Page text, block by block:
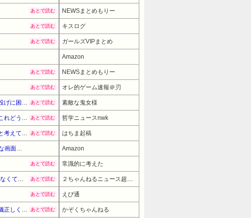
あとで読む NEWSまとめもりー
あとで読む キスログ
あとで読む ガールズVIPまとめ
Amazon
あとで読む NEWSまとめもりー
あとで読む オレ的ゲーム速報＠刃
トメ「旅行中はウトと孫のお世話お願いね」私「え？」夫「それくらいやってやれよ」→まさかの丸投げに困惑して… あとで読む 素敵な鬼女様
宮崎駿「心の穴を埋めるために、交配を重ねた毛虫みたいな小さな犬を連れてる人、本当に醜い」←これどう思う？ あとで読む 哲学ニュースnwk
【東大調査】外国人受け入れ反対する人が大幅増！若い世代で増加幅大、「日本社会に希望がない」と考えている人も反対 あとで読む はちま起稿
【Amazonデバイスサマーセール】【15%OFF！】 Amazon Kindle - 目に優しい、かさばらない、大きな画面で読みやすい、6週間持続バッテリー、6インチディスプレイ電子書籍リーダー、マッチャ、16GB、広告なし Amazon
あとで読む 常識的に考えた
ホリエモン、移民受け入れ反対派の若者にブチギレ→スタジオ誰も反論できず沈黙w #動画 | 移民じゃなくて不法移民と犯罪者反対派だぞ あとで読む ２ちゃんねるニュース超速まとめ＋
あとで読む えび通
子供ができなかった姉に、双子の片方を姉夫婦に養子に出した。すると、養子に出した子がすごく礼儀正しくてビックリ あとで読む かぞくちゃんねる